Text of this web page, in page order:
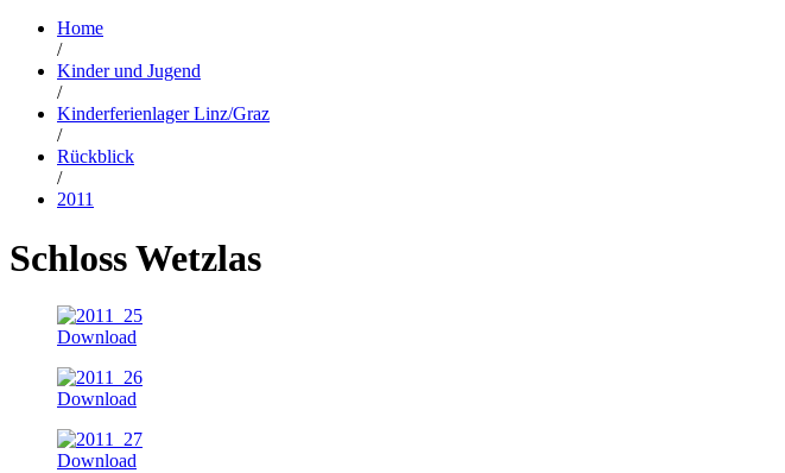
Home
/
Kinder und Jugend
/
Kinderferienlager Linz/Graz
/
Rückblick
/
2011
Schloss Wetzlas
Download
Download
Download